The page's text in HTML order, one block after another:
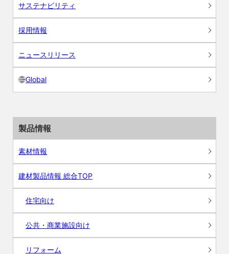
サステナビリティ
採用情報
ニュースリリース
Global
製品情報
素材情報
建材製品情報 総合TOP
住宅向け
公共・商業施設向け
リフォーム